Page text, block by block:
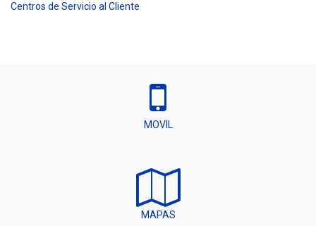
Centros de Servicio al Cliente
MOVIL
MAPAS